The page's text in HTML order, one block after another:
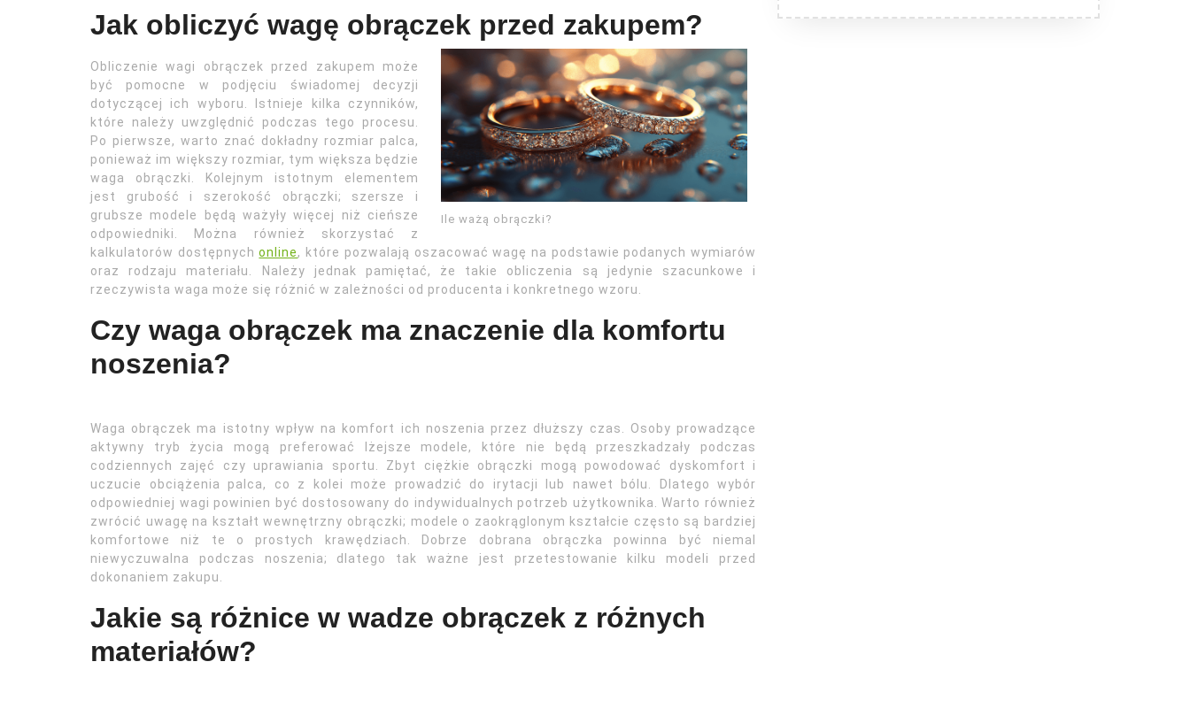
Jak obliczyć wagę obrączek przed zakupem?
Ile ważą obrączki?
Obliczenie wagi obrączek przed zakupem może
być pomocne w podjęciu świadomej decyzji
dotyczącej ich wyboru. Istnieje kilka czynników,
które należy uwzględnić podczas tego procesu.
Po pierwsze, warto znać dokładny rozmiar palca,
ponieważ im większy rozmiar, tym większa będzie
waga obrączki. Kolejnym istotnym elementem
jest grubość i szerokość obrączki; szersze i
grubsze modele będą ważyły więcej niż cieńsze
odpowiedniki. Można również skorzystać z
kalkulatorów dostępnychonline, które pozwalają oszacować wagę na podstawie podanych wymiarów
oraz rodzaju materiału. Należy jednak pamiętać, że takie obliczenia są jedynie szacunkowe i
rzeczywista waga może się różnić w zależności od producenta i konkretnego wzoru.
Czy waga obrączek ma znaczenie dla komfortu
noszenia?
Waga obrączek ma istotny wpływ na komfort ich noszenia przez dłuższy czas. Osoby prowadzące
aktywny tryb życia mogą preferować lżejsze modele, które nie będą przeszkadzały podczas
codziennych zajęć czy uprawiania sportu. Zbyt ciężkie obrączki mogą powodować dyskomfort i
uczucie obciążenia palca, co z kolei może prowadzić do irytacji lub nawet bólu. Dlatego wybór
odpowiedniej wagi powinien być dostosowany do indywidualnych potrzeb użytkownika. Warto również
zwrócić uwagę na kształt wewnętrzny obrączki; modele o zaokrąglonym kształcie często są bardziej
komfortowe niż te o prostych krawędziach. Dobrze dobrana obrączka powinna być niemal
niewyczuwalna podczas noszenia; dlatego tak ważne jest przetestowanie kilku modeli przed
dokonaniem zakupu.
Jakie są różnice w wadze obrączek z różnych
materiałów?